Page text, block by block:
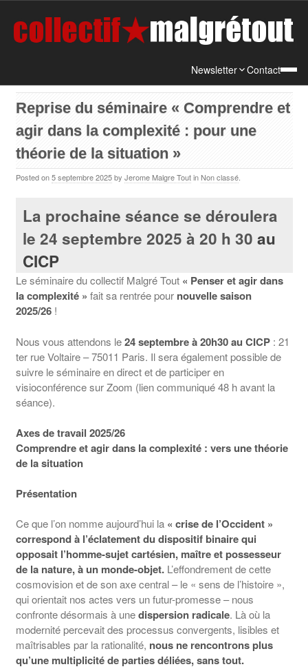
Newsletter Contact
Reprise du séminaire « Comprendre et
agir dans la complexité : pour une
théorie de la situation »
Posted on 5 septembre 2025by Jerome Malgre Tout in Non classé.
La prochaine séance se déroulera
le 24 septembre 2025 à 20 h 30 au
CICP
Le séminaire du collectif Malgré Tout « Penser et agir dans
la complexité » fait sa rentrée pour nouvelle saison
2025/26!
Nous vous attendons le24 septembre à 20h30 au CICP : 21
ter rue Voltaire – 75011 Paris. Il sera également possible de
suivre le séminaire en direct et de participer en
visioconférence sur Zoom (lien communiqué 48 h avant la
séance).
Axes de travail 2025/26
Comprendre et agir dans la complexité : vers une théorie
de la situation
Présentation
Ce que l’on nomme aujourd’hui la « crise de l’Occident »
correspond à l’éclatement du dispositif binaire qui
opposait l’homme-sujet cartésien, maître et possesseur
de la nature, à un monde-objet. L’effondrement de cette
cosmovision et de son axe central – le « sens de l’histoire »,
qui orientait nos actes vers un futur-promesse – nous
confronte désormais à unedispersion radicale. Là où la
modernité percevait des processus convergents, lisibles et
maîtrisables par la rationalité, nous ne rencontrons plus
qu’une multiplicité de parties déliées, sans tout.